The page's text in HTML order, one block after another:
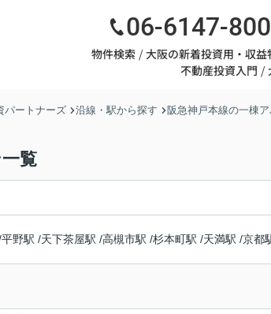
06-6147-
物件検索
大阪の新着投資用・収益
不動産投資入門
パートナーズ 沿線・駅から探す 阪急神戸本線の一棟
覧
平野駅 /天下茶屋駅 /高槻市駅 /杉本町駅 /天満駅 /京都